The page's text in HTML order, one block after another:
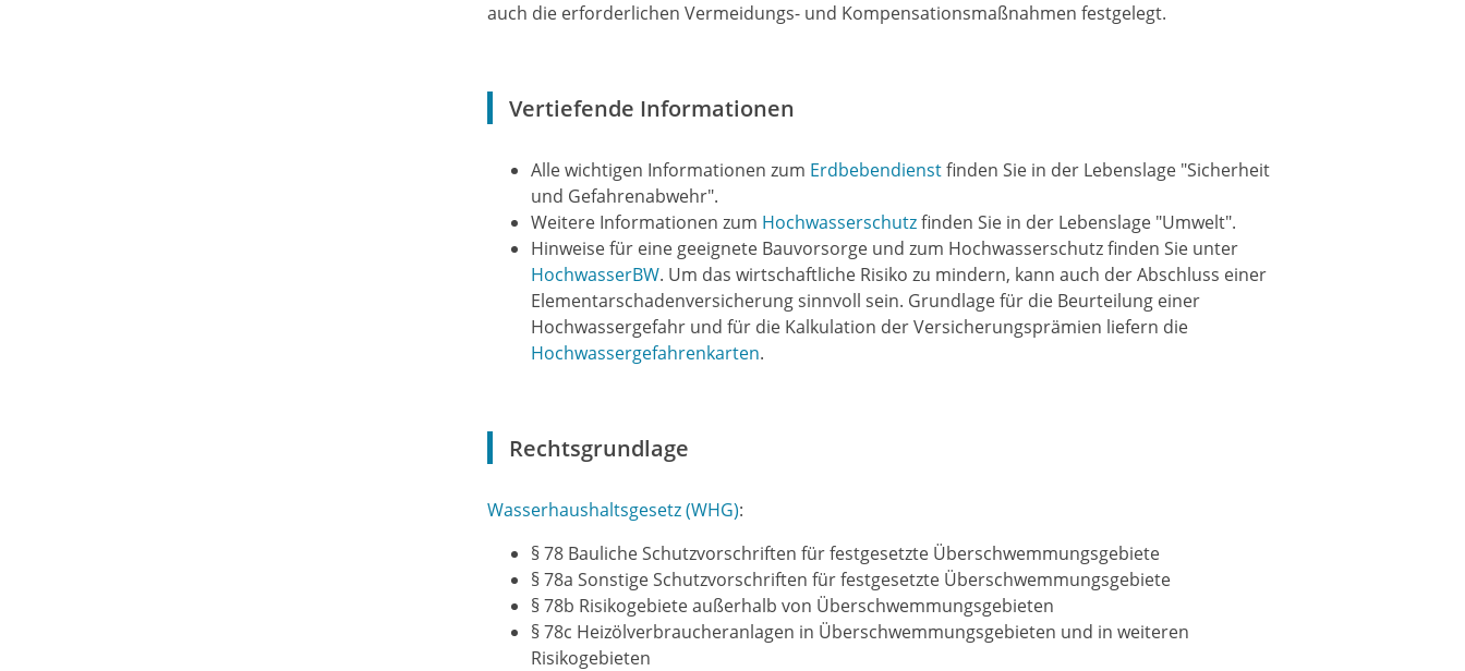
auch die erforderlichen Vermeidungs- und Kompensationsmaßnahmen festgelegt.
Vertiefende Informationen
Alle wichtigen Informationen zum Erdbebendienstfinden Sie in der Lebenslage "Sicherheit
und Gefahrenabwehr".
Weitere Informationen zum Hochwasserschutzfinden Sie in der Lebenslage "Umwelt".
Hinweise für eine geeignete Bauvorsorge und zum Hochwasserschutz finden Sie unter
HochwasserBW. Um das wirtschaftliche Risiko zu mindern, kann auch der Abschluss einer
Elementarschadenversicherung sinnvoll sein. Grundlage für die Beurteilung einer
Hochwassergefahr und für die Kalkulation der Versicherungsprämien liefern die
Hochwassergefahrenkarten.
Rechtsgrundlage
Wasserhaushaltsgesetz(WHG):
§ 78 Bauliche Schutzvorschriften für festgesetzte Überschwemmungsgebiete
§ 78a Sonstige Schutzvorschriften für festgesetzte Überschwemmungsgebiete
§ 78b Risikogebiete außerhalb von Überschwemmungsgebieten
§ 78c Heizölverbraucheranlagen in Überschwemmungsgebieten und in weiteren
Risikogebieten